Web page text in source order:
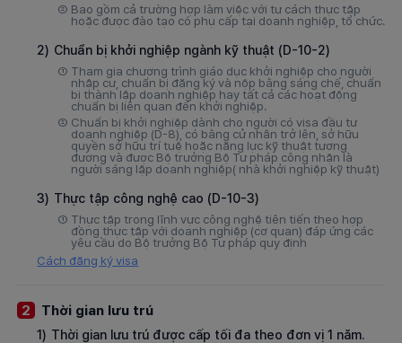
② Bao gồm cả trường hợp làm việc với tư cách thực tập
hoặc được đào tạo có phụ cấp tại doanh nghiệp, tổ chức.
2) Chuẩn bị khởi nghiệp ngành kỹ thuật (D-10-2)
① Tham gia chương trình giáo dục khởi nghiệp cho người
nhập cư, chuẩn bị đăng ký và nộp bằng sáng chế, chuẩn
bị thành lập doanh nghiệp hay tất cả các hoạt động
chuẩn bị liên quan đến khởi nghiệp.
② Chuẩn bị khởi nghiệp dành cho người có visa đầu tư
doanh nghiệp (D-8), có bằng cử nhân trở lên, sở hữu
quyền sở hữu trí tuệ hoặc năng lực kỹ thuật tương
đương và được Bộ trưởng Bộ Tư pháp công nhận là
người sáng lập doanh nghiệp( nhà khởi nghiệp kỹ thuật)
3) Thực tập công nghệ cao (D-10-3)
① Thực tập trong lĩnh vực công nghệ tiên tiến theo hợp
đồng thực tập với doanh nghiệp (cơ quan) đáp ứng các
yêu cầu do Bộ trưởng Bộ Tư pháp quy định
Cách đăng ký visa
2 Thời gian lưu trú
1) Thời gian lưu trú được cấp tối đa theo đơn vị 1 năm.